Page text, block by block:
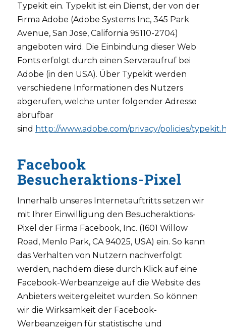
Typekit ein. Typekit ist ein Dienst, der von der
Firma Adobe (Adobe Systems Inc, 345 Park
Avenue, San Jose, California 95110-2704)
angeboten wird. Die Einbindung dieser Web
Fonts erfolgt durch einen Serveraufruf bei
Adobe (in den USA). Über Typekit werden
verschiedene Informationen des Nutzers
abgerufen, welche unter folgender Adresse
abrufbar
sind http://www.adobe.com/privacy/policies/
Facebook
Besucheraktions-Pixel
Innerhalb unseres Internetauftritts setzen wir
mit Ihrer Einwilligung den Besucheraktions-
Pixel der Firma Facebook, Inc. (1601 Willow
Road, Menlo Park, CA 94025, USA) ein. So kann
das Verhalten von Nutzern nachverfolgt
werden, nachdem diese durch Klick auf eine
Facebook-Werbeanzeige auf die Website des
Anbieters weitergeleitet wurden. So können
wir die Wirksamkeit der Facebook-
Werbeanzeigen für statistische und